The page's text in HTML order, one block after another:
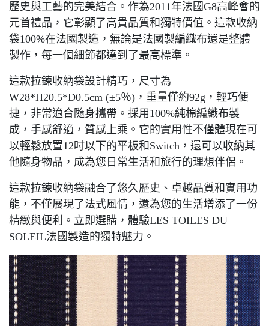
歷史與工藝的完美結合。作為2011年法國G8高峰會的
元首禮品，它彰顯了高貴品質和獨特價值。這款收納
袋100%在法國製造，無論是法國製編織布還是整體
製作，每一個細節都達到了最高標準。
這款拉鍊收納袋設計精巧，尺寸為
W28*H20.5*D0.5cm (±5％) ，重量僅約92g ，輕巧便
捷，非常適合隨身攜帶。採用 100%純棉編織布製
成，手感舒適，質感上乘。它的實用性不僅體現在可
以輕鬆放置12吋以下的平板和 Switch ，還可以收納其
他隨身物品，成為您日常生活和旅行的理想伴侶。
這款拉鍊收納袋融合了悠久歷史、卓越品質和實用功
能，不僅展現了法式風情，還為您的生活增添了一份
精緻與便利。立即選購，體驗LES TOILES DU
SOLEIL法國製造的獨特魅力。